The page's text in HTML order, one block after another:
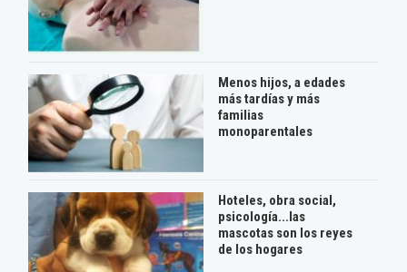
Menos hijos, a edades
más tardías y más
familias
monoparentales
Hoteles, obra social,
psicología...las
mascotas son los reyes
de los hogares